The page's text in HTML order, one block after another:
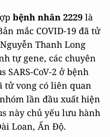
bệnh nhân 2229 là
mắc COVID-19 đã tử
Thanh Long
tự gene, các chuyên
CoV-2 ở bệnh
tử vong có liên quan
lần đầu xuất hiện
này chủ yếu lưu hành
Loan, Ấn Độ.